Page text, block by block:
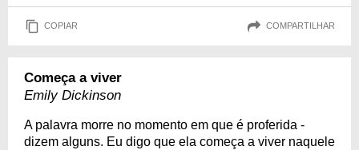
COPIAR COMPARTILHAR
Começa a viver
Emily Dickinson
A palavra morre no momento em que é proferida -
dizem alguns. Eu digo que ela começa a viver naquele